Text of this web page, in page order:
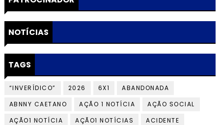
NOTÍCIAS
TAGS
“INVERÍDICO” 2026 6X1
ABANDONADA
ABNNY CAETANO
AÇÃO 1 NOTÍCIA
AÇÃO SOCIAL
AÇÃO1 NOTÍCIA
AÇÃO1 NOTÍCIAS
ACIDENTE